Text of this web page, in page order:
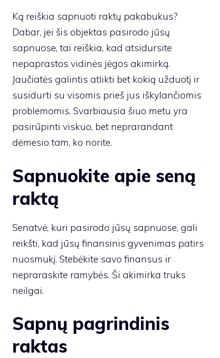
Ką reiškia sapnuoti raktų pakabukus?
Dabar, jei šis objektas pasirodo jūsų
sapnuose, tai reiškia, kad atsidursite
nepaprastos vidinės jėgos akimirką.
Jaučiatės galintis atlikti bet kokią užduotį ir
susidurti su visomis prieš jus iškylančiomis
problemomis. Svarbiausia šiuo metu yra
pasirūpinti viskuo, bet neprarandant
dėmesio tam, ko norite.
Sapnuokite apie seną
raktą
Senatvė, kuri pasirodo jūsų sapnuose, gali
reikšti, kad jūsų finansinis gyvenimas patirs
nuosmukį. Stebėkite savo finansus ir
nepraraskite ramybės. Ši akimirka truks
neilgai.
Sapnų pagrindinis
raktas